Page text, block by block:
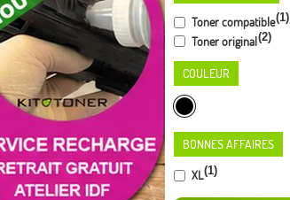
Toner compatible(1)
Toner original(2)
COULEUR
BONNES AFFAIRES
XL(1)